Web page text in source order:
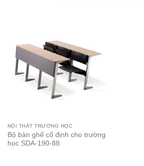
NỘI THẤT TRƯỜNG HỌC
Bộ bàn ghế cố định cho trường
học SDA-190-88